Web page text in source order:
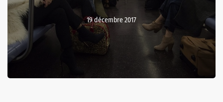
19 décembre 2017